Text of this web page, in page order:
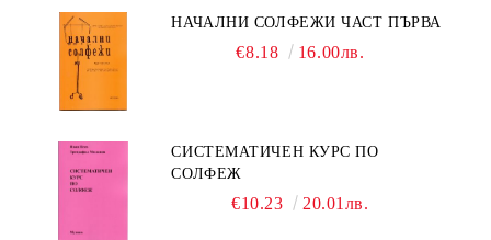
НАЧАЛНИ СОЛФЕЖИ ЧАСТ ПЪРВА
€8.18 16.00лв.
СИСТЕМАТИЧЕН КУРС ПО
СОЛФЕЖ
€10.23 20.01лв.